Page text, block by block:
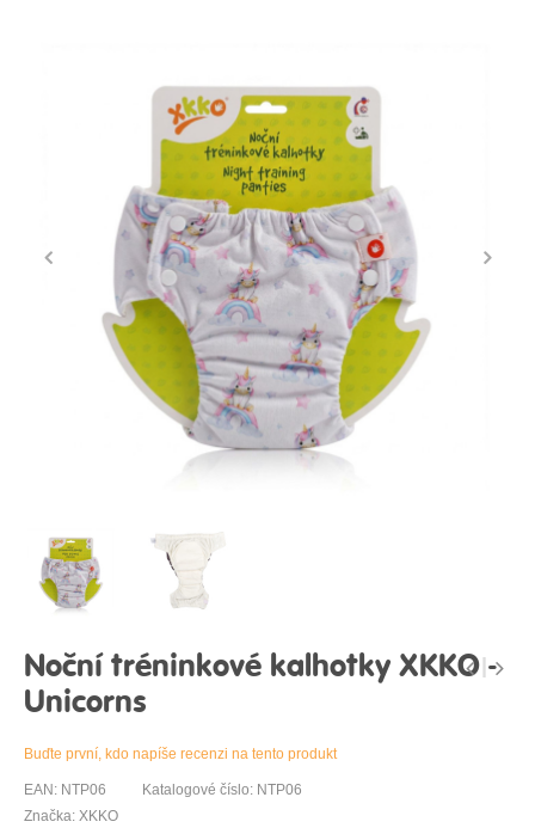
Noční tréninkové kalhotky XKKO -
Unicorns
Buďte první, kdo napíše recenzi na tento produkt
EAN: NTP06
Katalogové číslo: NTP06
Značka: XKKO